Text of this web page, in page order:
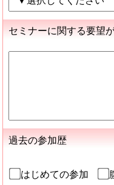
セミナーに関する要望
過去の参加歴
はじめての参加